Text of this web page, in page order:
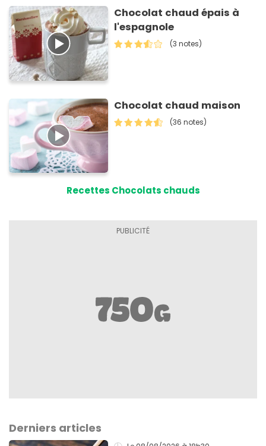
Chocolat chaud épais à
l'espagnole
(3 notes)
Chocolat chaud maison
(36 notes)
Recettes Chocolats chauds
Derniers articles